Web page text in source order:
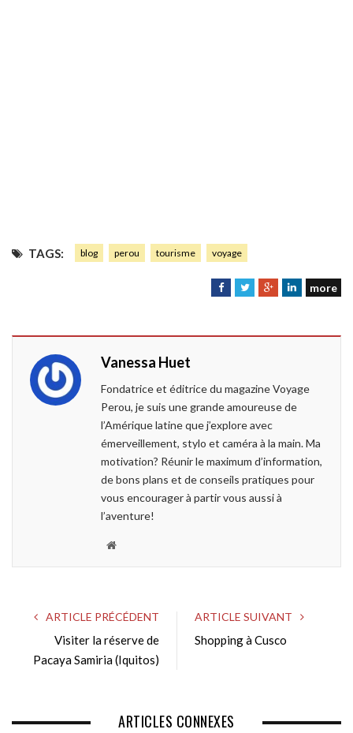
TAGS: blog perou tourisme voyage
F
o
k
T
r
G
+
L
I
n
more
Vanessa Huet
Fondatrice et éditrice du magazine Voyage
Perou, je suis une grande amoureuse de
l’Amérique latine que j’explore avec
émerveillement, stylo et caméra à la main. Ma
motivation? Réunir le maximum d’information,
de bons plans et de conseils pratiques pour
vous encourager à partir vous aussi à
l’aventure!
W
i
t
e
ARTICLE PRÉCÉDENT
Visiter la réserve de
Pacaya Samiria (Iquitos)
ARTICLE SUIVANT
Shopping à Cusco
ARTICLES CONNEXES